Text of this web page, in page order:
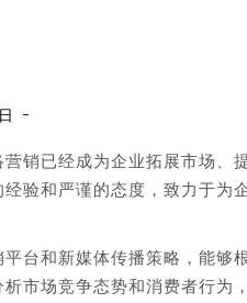
销已经成为企业拓展市场
验和严谨的态度，致力于为
台和新媒体传播策略，能
市场竞争态势和消费者行